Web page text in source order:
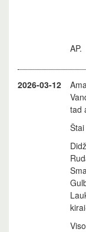
AP.
2026-03-12
tad